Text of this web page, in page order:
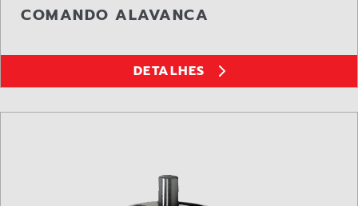
COMANDO ALAVANCA
DETALHES